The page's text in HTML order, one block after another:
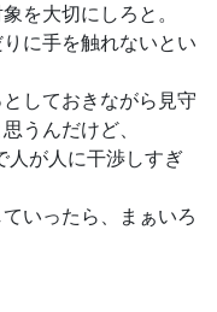
を大切にしろと。
に手を触れないとい
しておきながら見守
うんだけど、
が人に干渉しすぎ
いったら、まぁいろ